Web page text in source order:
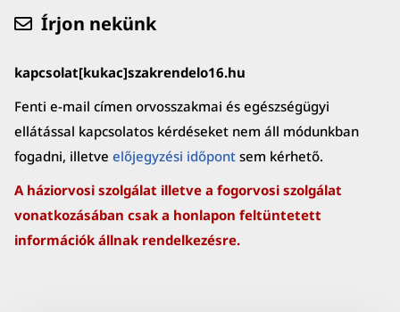
Írjon nekünk
kapcsolat[kukac]szakrendelo16.hu
Fenti e-mail címen orvosszakmai és egészségügyi
ellátással kapcsolatos kérdéseket nem áll módunkban
fogadni, illetve előjegyzési időpontsem kérhető.
A háziorvosi szolgálat illetve a fogorvosi szolgálat
vonatkozásában csak a honlapon feltüntetett
információk állnak rendelkezésre.